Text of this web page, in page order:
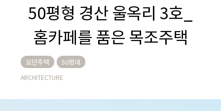
50평형 경산 울옥리 3호_
홈카페를 품은 목조주택
모던주택 50평대
ARCHITECTURE